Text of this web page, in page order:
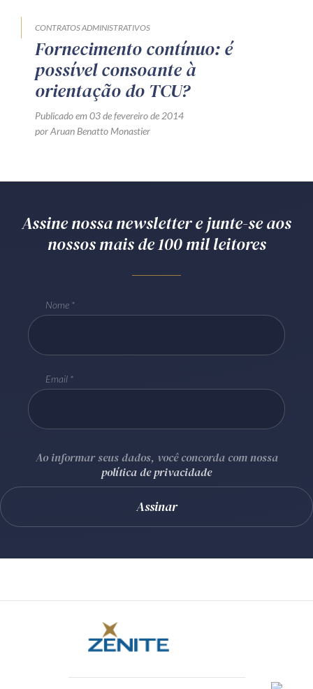
CONTRATOS ADMINISTRATIVOS
Fornecimento contínuo: é
possível consoante à
orientação do TCU?
Publicado em 03 de fevereiro de 2014
por Aruan Benatto Monastier
Assine nossa newsletter e junte-se aos
nossos mais de 100 mil leitores
Nome
Email
Ao informar seus dados, você concorda com nossa
política de privacidade